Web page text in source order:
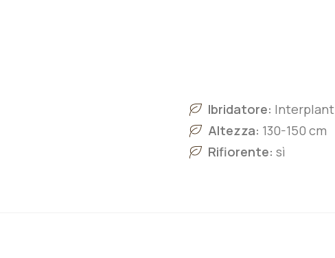
Ibridatore: Interplant
Altezza: 130-150 cm
Rifiorente: sì